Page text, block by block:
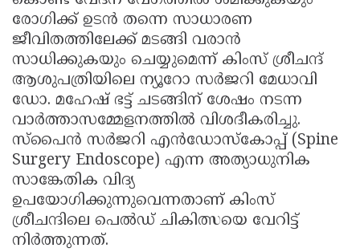
രോഗിക്ക് ഉടൻ തന്നെ സാധാരണ
ജീവിതത്തിലേക്ക് മടങ്ങി വരാൻ
സാധിക്കുകയും ചെയ്യുമെന്ന് കിംസ് ശ്രീചന്ദ്
ആശുപത്രിയിലെ ന്യൂറോ സർജറി മേധാവി
ഡോ. മഹേഷ് ഭട്ട് ചടങ്ങിന് ശേഷം നടന്ന
വാർത്താസമ്മേളനത്തിൽ വിശദീകരിച്ചു.
സ്പൈൻ സർജറി എൻഡോസ്കോപ്പ് (Spine
Surgery Endoscope) എന്ന അത്യാധുനിക
സാങ്കേതിക വിദ്യ
ഉപയോഗിക്കുന്നുവെന്നതാണ് കിംസ്
ശ്രീചന്ദിലെ പെൽഡ് ചികിത്സയെ വേറിട്ട്
നിർത്തുന്നത്.